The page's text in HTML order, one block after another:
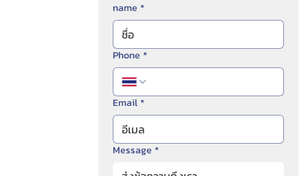
name *
Phone *
Email*
Message *